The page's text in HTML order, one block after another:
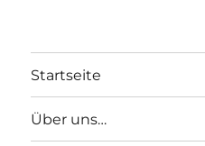
Startseite
Über uns…